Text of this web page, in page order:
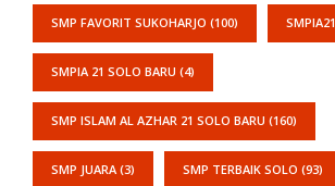
SMP FAVORIT SUKOHARJO (100) SMPIA21
SMPIA 21 SOLO BARU (4)
SMP ISLAM AL AZHAR 21 SOLO BARU (160)
SMP JUARA (3) SMP TERBAIK SOLO (93)